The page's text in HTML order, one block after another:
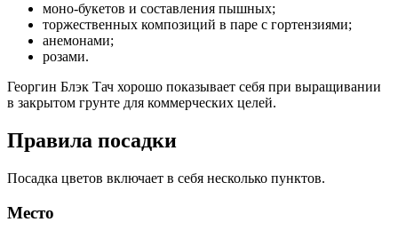
моно-букетов и составления пышных;
торжественных композиций в паре с гортензиями;
анемонами;
розами.
Георгин Блэк Тач хорошо показывает себя при выращивании
в закрытом грунте для коммерческих целей.
Правила посадки
Посадка цветов включает в себя несколько пунктов.
Место